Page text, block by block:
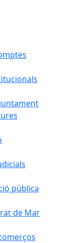
pública
de Mar